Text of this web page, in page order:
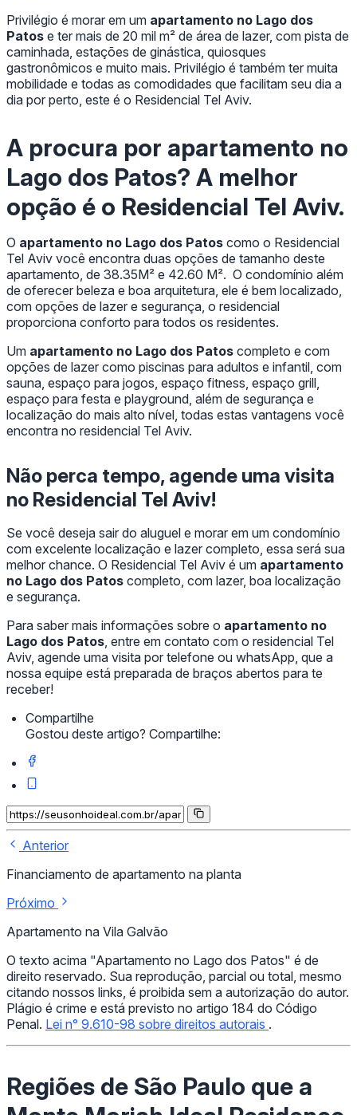
Privilégio é morar em um apartamento no Lago dos
Patos e ter mais de 20 mil m² de área de lazer, com pista de
caminhada, estações de ginástica, quiosques
gastronômicos e muito mais. Privilégio é também ter muita
mobilidade e todas as comodidades que facilitam seu dia a
dia por perto, este é o Residencial Tel Aviv.
A procura por apartamento no
Lago dos Patos? A melhor
opção é o Residencial Tel Aviv.
O apartamento no Lago dos Patos como o Residencial
Tel Aviv você encontra duas opções de tamanho deste
apartamento, de 38.35M² e 42.60 M². O condomínio além
de oferecer beleza e boa arquitetura, ele é bem localizado,
com opções de lazer e segurança, o residencial
proporciona conforto para todos os residentes.
Um apartamento no Lago dos Patos completo e com
opções de lazer como piscinas para adultos e infantil, com
sauna, espaço para jogos, espaço fitness, espaço grill,
espaço para festa e playground, além de segurança e
localização do mais alto nível, todas estas vantagens você
encontra no residencial Tel Aviv.
Não perca tempo, agende uma visita
no Residencial Tel Aviv!
Se você deseja sair do aluguel e morar em um condomínio
com excelente localização e lazer completo, essa será sua
melhor chance. O Residencial Tel Aviv é um apartamento
no Lago dos Patos completo, com lazer, boa localização
e segurança.
Para saber mais informações sobre o apartamento no
Lago dos Patos , entre em contato com o residencial Tel
Aviv, agende uma visita por telefone ou whatsApp, que a
nossa equipe está preparada de braços abertos para te
receber!
Compartilhe
Gostou deste artigo? Compartilhe:
Anterior
Financiamento de apartamento na planta
Próximo
Apartamento na Vila Galvão
O texto acima "Apartamento no Lago dos Patos" é de
direito reservado. Sua reprodução, parcial ou total, mesmo
citando nossos links, é proibida sem a autorização do autor.
Plágio é crime e está previsto no artigo 184 do Código
Penal. Lei n° 9.610-98 sobre direitos autorais .
Regiões de São Paulo que a